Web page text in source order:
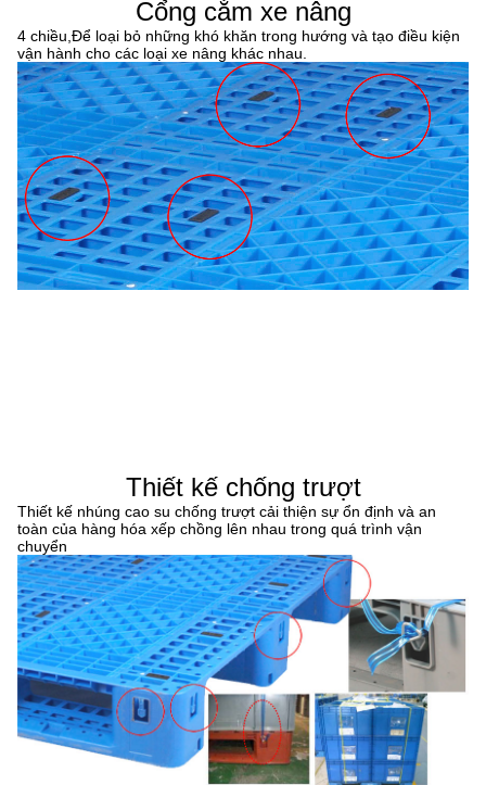
Cổng cắm xe nâng
4 chiều,Để loại bỏ những khó khăn trong hướng và tạo điều kiện
vận hành cho các loại xe nâng khác nhau.
Thiết kế chống trượt
Thiết kế nhúng cao su chống trượt cải thiện sự ổn định và an
toàn của hàng hóa xếp chồng lên nhau trong quá trình vận
chuyển